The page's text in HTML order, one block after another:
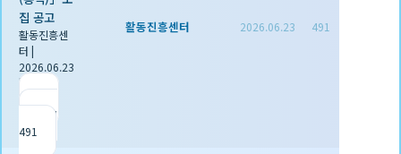
집 공고
활동진흥센
터 |
2026.06.23
|
조회
491
활동진흥센터 2026.06.23 491